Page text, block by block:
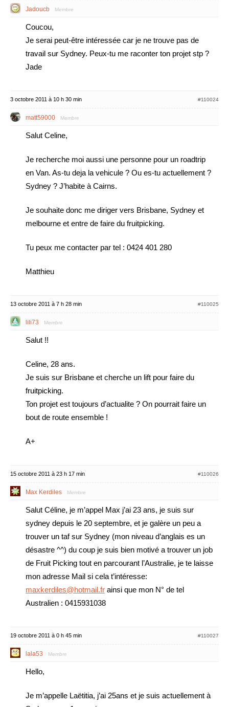
Jadoucb Membre
Coucou,
Je serai peut-être intéressée car je ne trouve pas de
travail sur Sydney. Peux-tu me raconter ton projet stp ?
Jade
3 octobre 2011 à 10 h 30 min #110024
matt59000 Membre
Salut Celine,
Je recherche moi aussi une personne pour un roadtrip
en Van. As-tu deja la vehicule ? Ou es-tu actuellement ?
Sydney ? J’habite à Cairns.
Je souhaite donc me diriger vers Brisbane, Sydney et
melbourne et entre de faire du fruitpicking.
Tu peux me contacter par tel : 0424 401 280
Matthieu
13 octobre 2011 à 7 h 28 min #110025
lili73 Membre
Salut !!
Celine, 28 ans.
Je suis sur Brisbane et cherche un lift pour faire du
fruitpicking.
Ton projet est toujours d’actualite ? On pourrait faire un
bout de route ensemble !
A+
15 octobre 2011 à 23 h 17 min #110026
Max Kerdiles Membre
Salut Céline, je m’appel Max j’ai 23 ans, je suis sur
sydney depuis le 20 septembre, et je galère un peu a
trouver un taf sur Sydney (mon niveau d’anglais es un
désastre ^^) du coup je suis bien motivé a trouver un job
de Fruit Picking tout en parcourant l’Australie, je te laisse
mon adresse Mail si cela t’intéresse:
maxkerdiles@hotmail.fr ainsi que mon N° de tel
Australien : 0415931038
19 octobre 2011 à 0 h 45 min #110027
lala53 Membre
Hello,
Je m’appelle Laëtitia, j’ai 25ans et je suis actuellement à